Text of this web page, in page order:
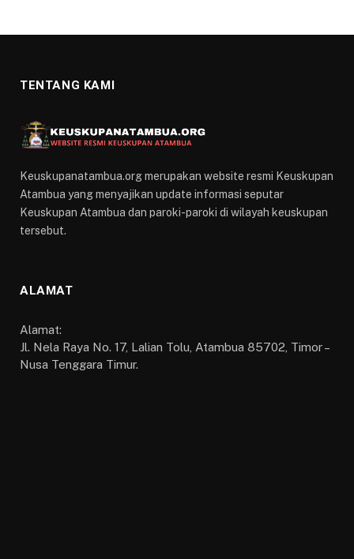
TENTANG KAMI
Keuskupanatambua.org merupakan website resmi Keuskupan
Atambua yang menyajikan update informasi seputar
Keuskupan Atambua dan paroki-paroki di wilayah keuskupan
tersebut.
ALAMAT
Alamat:
Jl. Nela Raya No. 17, Lalian Tolu, Atambua 85702, Timor –
Nusa Tenggara Timur.